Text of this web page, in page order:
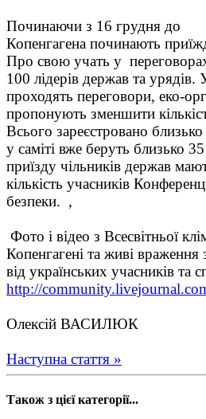
Починаючи з 16 грудня до
Копенгагена починають
Про свою учать у
100 лідерів держав та урядів.
проходять переговори, еко-
пропонують зменшити
Всього зареєстровано
у саміті вже беруть близько
приїзду чільників держав
кількість учасників
безпеки. ,
Фото і відео з Всесвітньої
Копенгагені та живі враження
від українських учасників та
http://
Олексій ВАСИЛЮК
Наступна стаття »
Також з цієї категорії...